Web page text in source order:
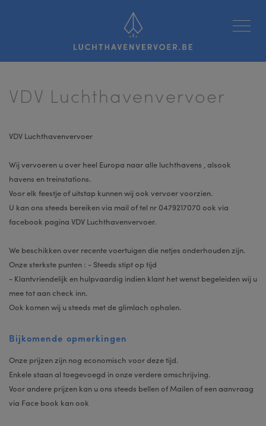
Luchthavenvervoer
VDV Luchthavenvervoer
VDV Luchthavenvervoer
Wij vervoeren u over heel Europa naar alle luchthavens , alsook
havens en treinstations.
Voor elk feestje of uitstap kunnen wij ook vervoer voorzien.
U kan ons steeds bereiken via mail of tel nr 0479217070 ook via
facebook pagina VDV Luchthavenvervoer.
We beschikken over recente voertuigen die netjes onderhouden zijn.
Onze sterkste punten : - Steeds stipt op tijd
- Klantvriendelijk en hulpvaardig indien klant het wenst begeleiden wij u
mee tot aan check inn.
Ook komen wij u steeds met de glimlach ophalen.
Bijkomende opmerkingen
Onze prijzen zijn nog economisch voor deze tijd.
Enkele staan al toegevoegd in onze verdere omschrijving.
Voor andere prijzen kan u ons steeds bellen of Mailen of een aanvraag
via Face book kan ook